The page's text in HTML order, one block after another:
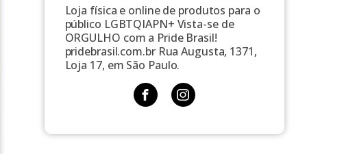
Loja física e online de produtos para o
público LGBTQIAPN+ Vista-se de
ORGULHO com a Pride Brasil!
pridebrasil.com.br Rua Augusta, 1371,
Loja 17, em São Paulo.